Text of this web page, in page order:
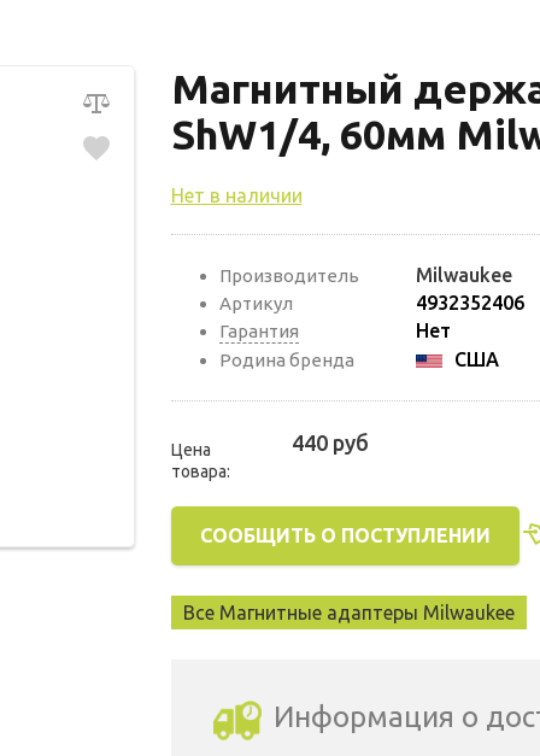
Магнитный
ShW1/4, 60мм
Нет в наличии
Производитель Milwaukee
Артикул 4932352406
Гарантия Нет
Родина бренда США
Цена
товара:
440 руб
СООБЩИТЬ О ПОСТУПЛЕНИИ
Все Магнитные адаптеры Milwaukee
Информация о